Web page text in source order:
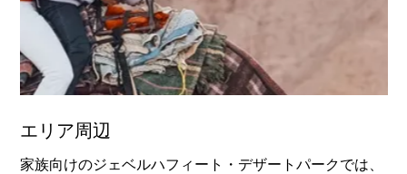
エリア周辺
家族向けのジェベルハフィート・デザートパークでは、